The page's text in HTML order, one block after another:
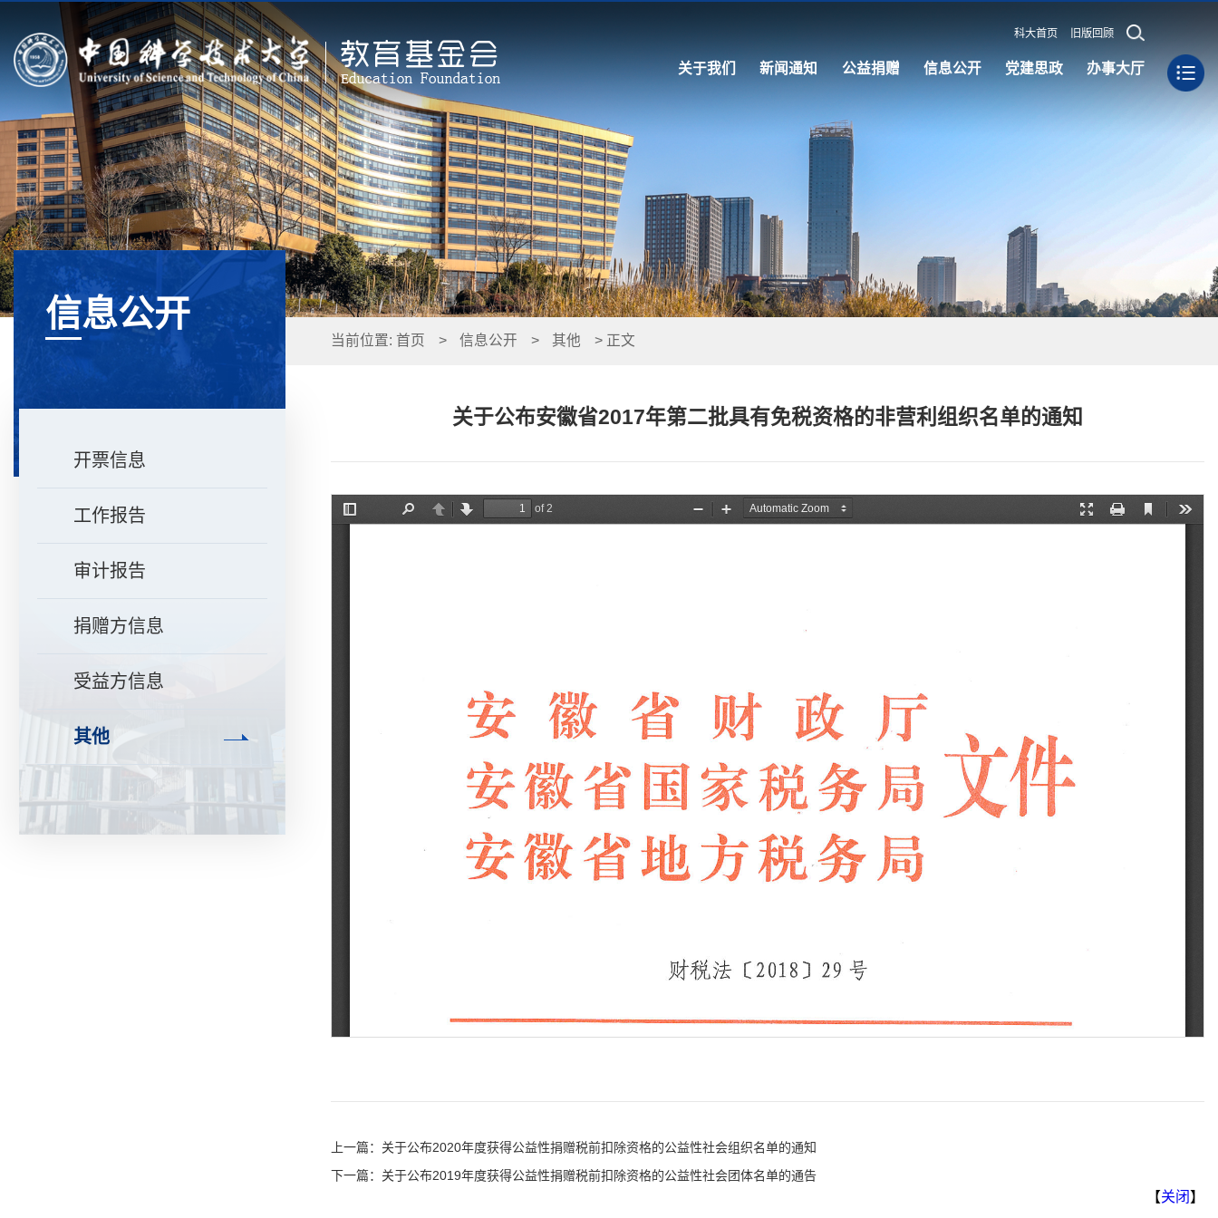
科大首页 旧版回顾
关于我们 新闻通知 公益捐赠 信息公开 党建思政 办事大厅
信息公开
开票信息
工作报告
审计报告
捐赠方信息
受益方信息
其他
当前位置: 首页 > 信息公开 > 其他 > 正文
关于公布安徽省2017年第二批具有免税资格的非营利组织名单的通知
上一篇： 关于公布2020年度获得公益性捐赠税前扣除资格的公益性社会组织名单的通知
下一篇： 关于公布2019年度获得公益性捐赠税前扣除资格的公益性社会团体名单的通告
【关闭 】